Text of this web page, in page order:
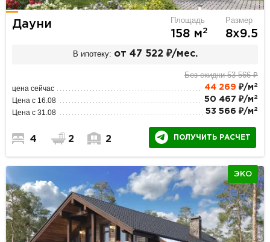
Дауни Площадь
158 м2
Размер
8х9.5
В ипотеку: от 47 522 ₽/мес.
Без скидки 53 566 ₽
цена сейчас 44 269 ₽/м 2
Цена с 16.08 50 467 ₽/м 2
Цена с 31.08 53 566 ₽/м 2
4 2 2 ПОЛУЧИТЬ РАСЧЕТ
ЭКО